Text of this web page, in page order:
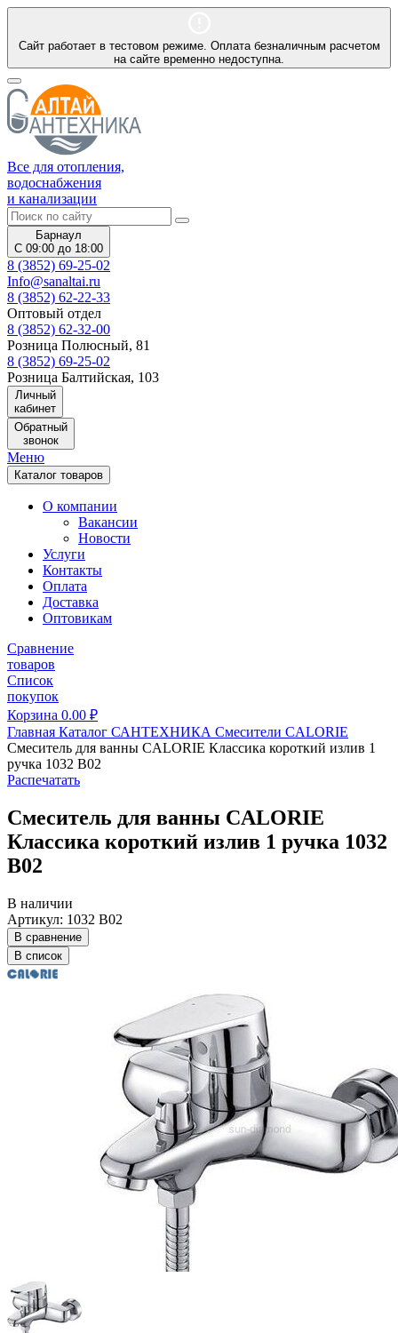
Сайт работает в тестовом режиме. Оплата безналичным расчетом
на сайте временно недоступна.
Все для отопления,
водоснабжения
и канализации
Барнаул
С 09:00 до 18:00
8 (3852) 69-25-02
Info@sanaltai.ru
8 (3852) 62-22-33
Оптовый отдел
8 (3852) 62-32-00
Розница Полюсный, 81
8 (3852) 69-25-02
Розница Балтийская, 103
Личный
кабинет
Обратный
звонок
Меню
Каталог товаров
О компании
Вакансии
Новости
Услуги
Контакты
Оплата
Доставка
Оптовикам
Сравнение
товаров
Список
покупок
Корзина 0.00 ₽
Главная Каталог САНТЕХНИКА Смесители CALORIE
Смеситель для ванны CALORIE Классика короткий излив 1
ручка 1032 В02
Распечатать
Смеситель для ванны CALORIE
Классика короткий излив 1 ручка 1032
В02
В наличии
Артикул: 1032 В02
В сравнение
В список